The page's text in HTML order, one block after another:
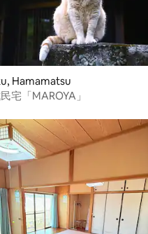
Hamamatsu
宅「MAROYA」